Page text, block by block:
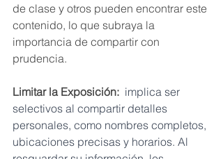
de clase y otros pueden encontrar este
contenido, lo que subraya la
importancia de compartir con
prudencia.
Limitar la Exposición: implica ser
selectivos al compartir detalles
personales, como nombres completos,
ubicaciones precisas y horarios. Al